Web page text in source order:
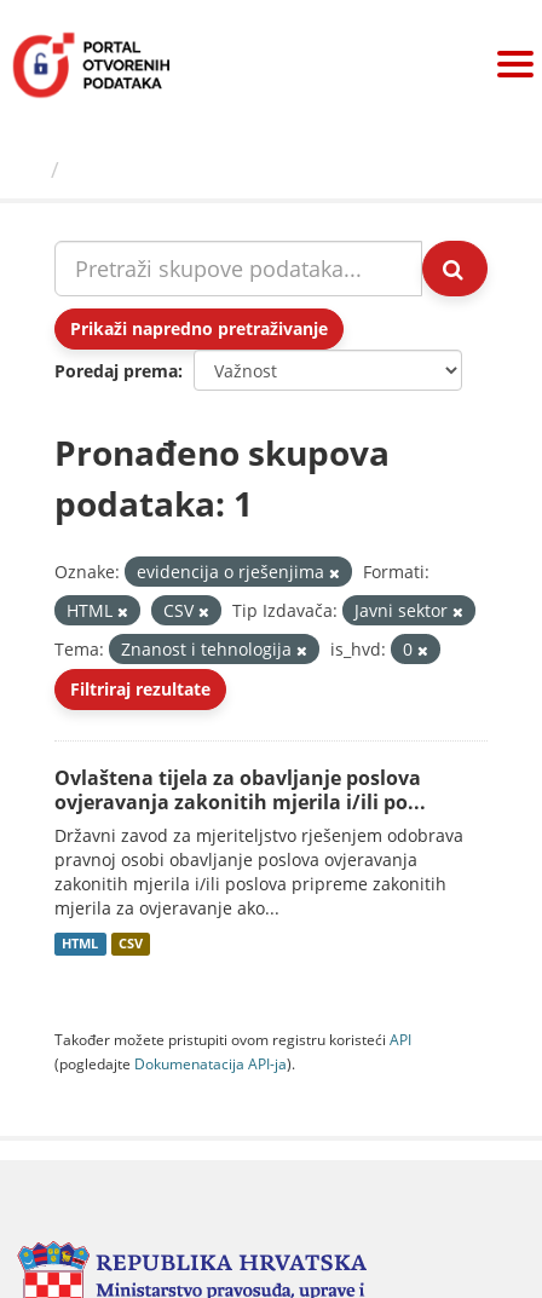
sadržaj
Prikaži napredno pretraživanje
Poredaj prema
Pronađeno skupova
podataka: 1
Oznake: evidencija o rješenjima
Formati:
HTML
CSV Tip Izdavača:
Javni sektor
Tema:
Znanost i tehnologija is_hvd:
0
Filtriraj rezultate
Ovlaštena tijela za obavljanje poslova
ovjeravanja zakonitih mjerila i/ili po...
Državni zavod za mjeriteljstvo rješenjem odobrava
pravnoj osobi obavljanje poslova ovjeravanja
zakonitih mjerila i/ili poslova pripreme zakonitih
mjerila za ovjeravanje ako...
HTML CSV
Također možete pristupiti ovom registru koristeći API
(pogledajte Dokumenаtаcijа API-jа).